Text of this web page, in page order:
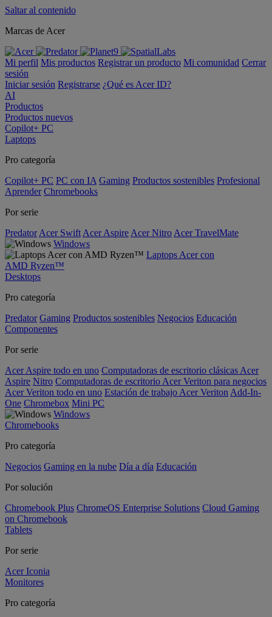
Saltar al contenido
Marcas de Acer
Mi perfil Mis productos Registrar un producto Mi comunidad Cerrar
sesión
Iniciar sesión Registrarse ¿Qué es Acer ID?
AI
Productos
Productos nuevos
Copilot+ PC
Laptops
Pro categoría
Copilot+ PC PC con IA Gaming Productos sostenibles Profesional
Aprender Chromebooks
Por serie
Predator Acer Swift Acer Aspire Acer Nitro Acer TravelMate
Windows
Laptops Acer con
AMD Ryzen™
Desktops
Pro categoría
Predator Gaming Productos sostenibles Negocios Educación
Componentes
Por serie
Acer Aspire todo en uno Computadoras de escritorio clásicas Acer
Aspire Nitro Computadoras de escritorio Acer Veriton para negocios
Acer Veriton todo en uno Estación de trabajo Acer Veriton Add-In-
One Chromebox Mini PC
Windows
Chromebooks
Pro categoría
Negocios Gaming en la nube Día a día Educación
Por solución
Chromebook Plus ChromeOS Enterprise Solutions Cloud Gaming
on Chromebook
Tablets
Por serie
Acer Iconia
Monitores
Pro categoría